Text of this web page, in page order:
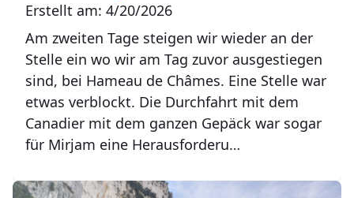
Erstellt am: 4/20/2026
Am zweiten Tage steigen wir wieder an der
Stelle ein wo wir am Tag zuvor ausgestiegen
sind, bei Hameau de Châmes. Eine Stelle war
etwas verblockt. Die Durchfahrt mit dem
Canadier mit dem ganzen Gepäck war sogar
für Mirjam eine Herausforderu…